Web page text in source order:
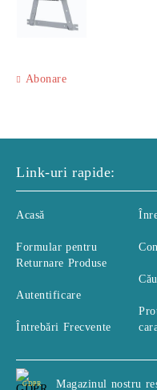
Abonare
Link-uri rapide:
Acasă
Formular pentru
Returnare Produse
Autentificare
Întrebări Frecvente
GDPR Magazinul nostru